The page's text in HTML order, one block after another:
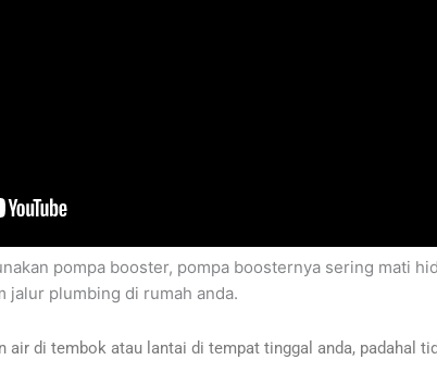
pompa booster, pompa boosternya sering mati
jalur plumbing di rumah anda.
air di tembok atau lantai di tempat tinggal anda, padahal